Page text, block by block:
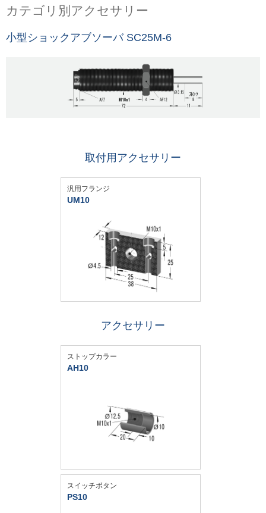
カテゴリ別アクセサリー
小型ショックアブソーバ SC25M-6
取付用アクセサリー
汎用フランジ
UM10
アクセサリー
ストップカラー
AH10
スイッチボタン
PS10